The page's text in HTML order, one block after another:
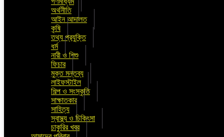
অর্থনীতি
আইন আদালত
কৃষি
তথ্য প্রযুক্তি
ধর্ম
নারী ও শিশু
ফিচার
মুক্ত মন্তব্য
লাইফস্টাইল
শিল্প ও সংস্কৃতি
সাক্ষাতকার
সাহিত্য
স্বাস্থ্য ও চিকিৎসা
চাকুরির খবর